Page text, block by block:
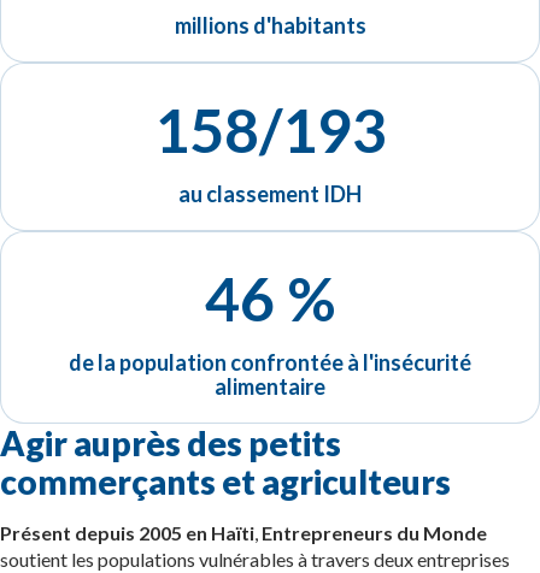
millions d'habitants
158/193
au classement IDH
46 %
de la population confrontée à l'insécurité
alimentaire
Agir auprès des petits
commerçants et agriculteurs
Présent depuis 2005 en Haïti, Entrepreneurs du Monde
soutient les populations vulnérables à travers deux entreprises